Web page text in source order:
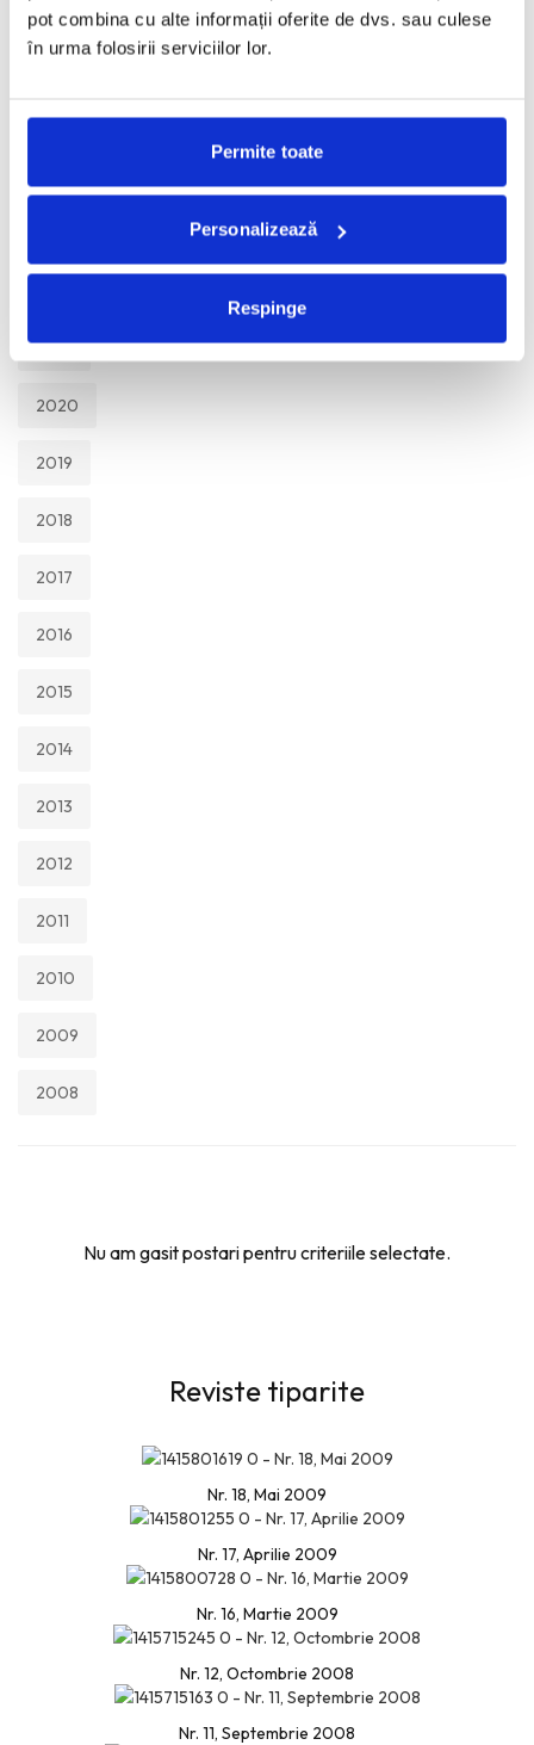
pot combina cu alte informații oferite de dvs. sau culese
în urma folosirii serviciilor lor.
Permite toate
Personalizează
Respinge
2026
2025
2021
2020
2019
2018
2017
2016
2015
2014
2013
2012
2011
2010
2009
2008
Nu am gasit postari pentru criteriile selectate.
Reviste tiparite
Nr. 18, Mai 2009
Nr. 17, Aprilie 2009
Nr. 16, Martie 2009
Nr. 12, Octombrie 2008
Nr. 11, Septembrie 2008